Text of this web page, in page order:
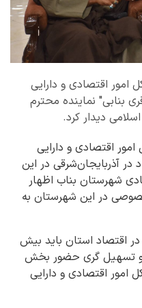
امور اقتصادی و دارایی
بنابی" نماینده محترم
دیدار کرد.
اقتصادی و دارایی
در آذربایجان‌شرقی در این
شهرستان بناب اظهار
در این شهرستان به
استان باید بیش
و تسهیل گری حضور بخش
امور اقتصادی و دارایی